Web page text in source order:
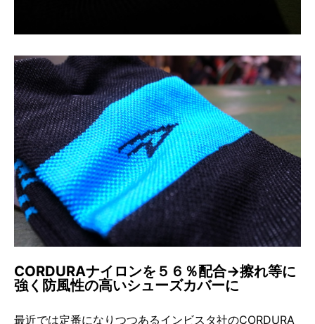
CORDURAナイロンを５６％配合→擦れ等に
強く防風性の高いシューズカバーに
最近では定番になりつつあるインビスタ社のCORDURA